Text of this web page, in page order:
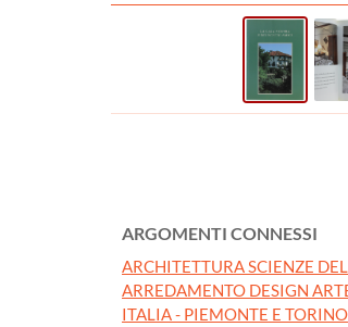
ARGOMENTI CONNESSI
ARCHITETTURA SCIENZE
ARREDAMENTO DESIGN
ITALIA - PIEMONTE E TORINO